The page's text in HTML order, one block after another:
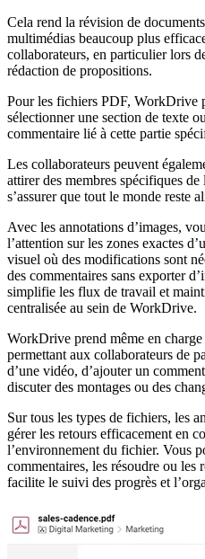
Cela rend la révision de
multimédias beaucoup plus
collaborateurs, en particulier lors
rédaction de propositions.
Pour les fichiers PDF, WorkDrive
sélectionner une section de texte
commentaire lié à cette partie
Les collaborateurs peuvent
attirer des membres spécifiques
s’assurer que tout le monde reste
Avec les annotations d’images,
l’attention sur les zones exactes
visuel où des modifications sont
des commentaires sans exporter
simplifie les flux de travail et
centralisée au sein de WorkDrive.
WorkDrive prend même en
permettant aux collaborateurs de
d’une vidéo, d’ajouter un
discuter des montages ou des
Sur tous les types de fichiers, les
gérer les retours efficacement en
l’environnement du fichier. Vous
commentaires, les résoudre ou
facilite le suivi des progrès et